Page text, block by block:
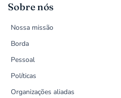
Sobre nós
Nossa missão
Borda
Pessoal
Políticas
Organizações aliadas